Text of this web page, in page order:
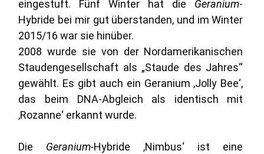
eingestuft. Fünf Winter hat die Geranium-
Hybride bei mir gut überstanden, und im Winter
2015/16 war sie hinüber.
2008 wurde sie von der Nordamerikanischen
Staudengesellschaft als „Staude des Jahres“
gewählt. Es gibt auch ein Geranium ‚Jolly Bee‘,
das beim DNA-Abgleich als identisch mit
‚Rozanne‘ erkannt wurde.
Die Geranium-Hybride ‚Nimbus‘ ist eine